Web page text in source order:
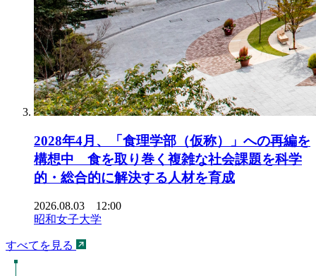
2028年4月、「食理学部（仮称）」への再編を
構想中 食を取り巻く複雑な社会課題を科学
的・総合的に解決する人材を育成
2026.08.03 12:00
昭和女子大学
すべてを見る